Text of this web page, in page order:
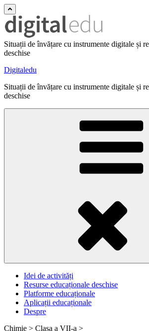
Situații de învățare cu instrumente digitale și
deschise
Digitaledu
Situații de învățare cu instrumente digitale și
deschise
Idei de activități
Resurse educaționale deschise
Platforme educaționale
Aplicații educaționale
Despre
Chimie > Clasa a VII-a >